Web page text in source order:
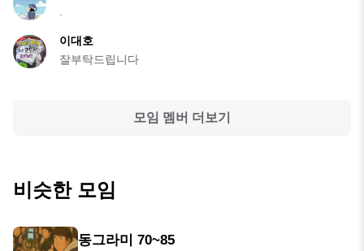
이대호
잘부탁드립니다
모임 멤버 더보기
비슷한 모임
동그라미 70~85